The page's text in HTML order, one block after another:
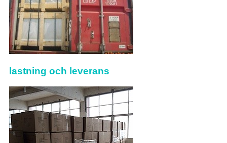
lastning och leverans